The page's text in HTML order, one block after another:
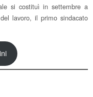
si costituì in settembre a
lavoro, il primo sindacato